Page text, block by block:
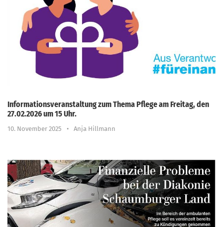
Informationsveranstaltung zum Thema Pflege am Freitag, den
27.02.2026 um 15 Uhr.
10. November 2025 • Anja Hillmann